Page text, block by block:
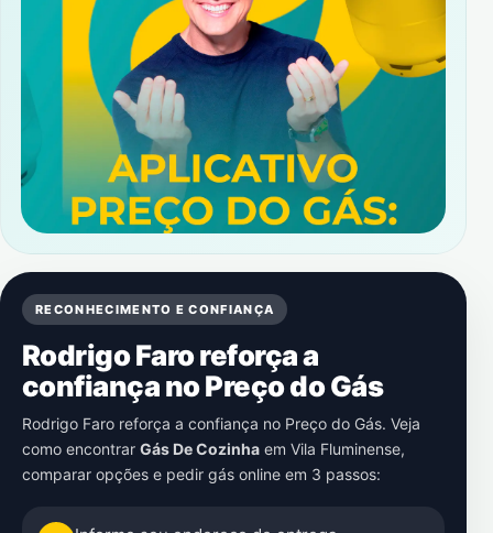
RECONHECIMENTO E CONFIANÇA
Rodrigo Faro reforça a
confiança no Preço do Gás
Rodrigo Faro reforça a confiança no Preço do Gás. Veja
como encontrar Gás De Cozinha em Vila Fluminense,
comparar opções e pedir gás online em 3 passos: